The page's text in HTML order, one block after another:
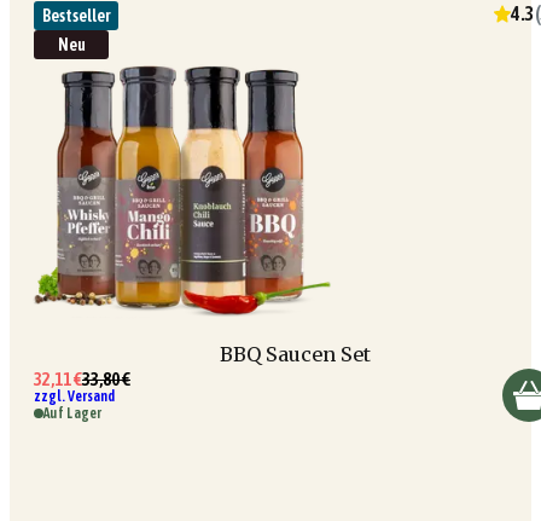
Bestseller
Neu
4.3(
BBQ Saucen Set
32,11 €33,80 €
zzgl. Versand
Auf Lager